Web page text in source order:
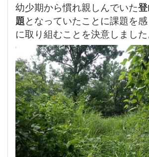
幼少期から慣れ親しんでいた
題となっていたことに課題を感
に取り組むことを決意しました